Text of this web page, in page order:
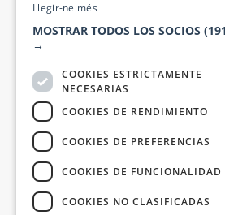
Información
usuarios y
interesado.
en la
Llegir-ne més
MOSTRAR TODOS LOS SOCIOS
→
COOKIES ESTRICTAMENTE
NECESARIAS
COOKIES DE RENDIMIENTO
COOKIES DE PREFERENCIAS
COOKIES DE FUNCIONALIDAD
COOKIES NO CLASIFICADAS